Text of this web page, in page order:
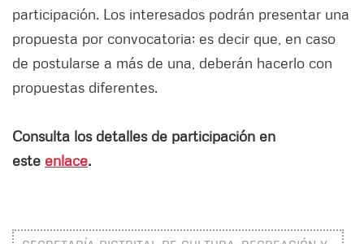
participación. Los interesados podrán presentar una
propuesta por convocatoria; es decir que, en caso
de postularse a más de una, deberán hacerlo con
propuestas diferentes.
Consulta los detalles de participación en
este enlace.